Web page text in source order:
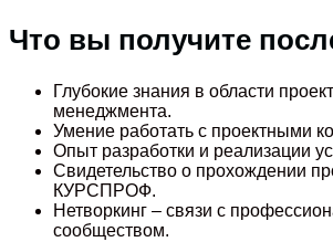
Что вы получите
Глубокие знания в области
менеджмента.
Умение работать с проектными
Опыт разработки и реализации
Свидетельство о прохождении
КУРСПРОФ.
Нетворкинг – связи с
сообществом.